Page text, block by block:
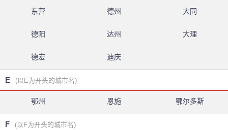
东营 德州 大同
德阳 达州 大理
德宏 迪庆
E (以E为开头的城市名)
鄂州 恩施 鄂尔多斯
F (以F为开头的城市名)